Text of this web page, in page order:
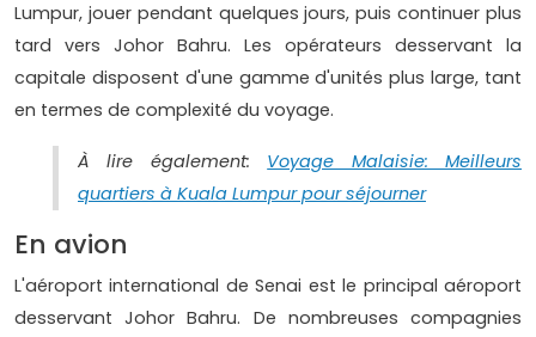
Lumpur, jouer pendant quelques jours, puis continuer plus
tard vers Johor Bahru. Les opérateurs desservant la
capitale disposent d'une gamme d'unités plus large, tant
en termes de complexité du voyage.
À lire également: Voyage Malaisie: Meilleurs
quartiers à Kuala Lumpur pour séjourner
En avion
L'aéroport international de Senai est le principal aéroport
desservant Johor Bahru. De nombreuses compagnies